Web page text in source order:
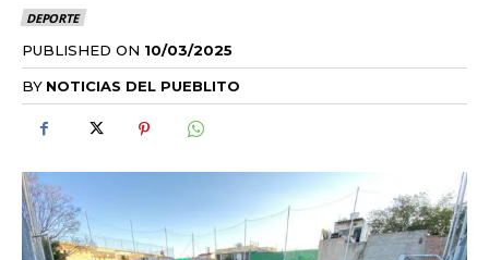
DEPORTE
PUBLISHED ON 10/03/2025
BY NOTICIAS DEL PUEBLITO